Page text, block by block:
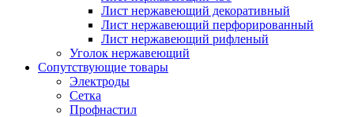
Лист нержавеющий декоративный
Лист нержавеющий перфорированный
Лист нержавеющий рифленый
Уголок нержавеющий
Cопутствующие товары
Электроды
Сетка
Профнастил